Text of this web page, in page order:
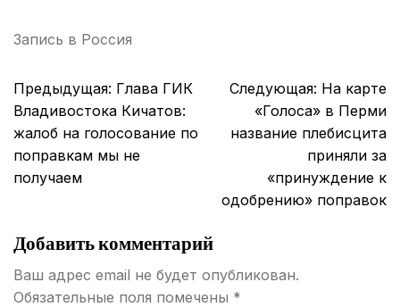
Запись в Россия
Навигация
по
записям
Предыдущая: Глава ГИК
Владивостока Кичатов:
жалоб на голосование по
поправкам мы не
получаем
Следующая: На карте
«Голоса» в Перми
название плебисцита
приняли за
«принуждение к
одобрению» поправок
Добавить комментарий
Ваш адрес email не будет опубликован.
Обязательные поля помечены *